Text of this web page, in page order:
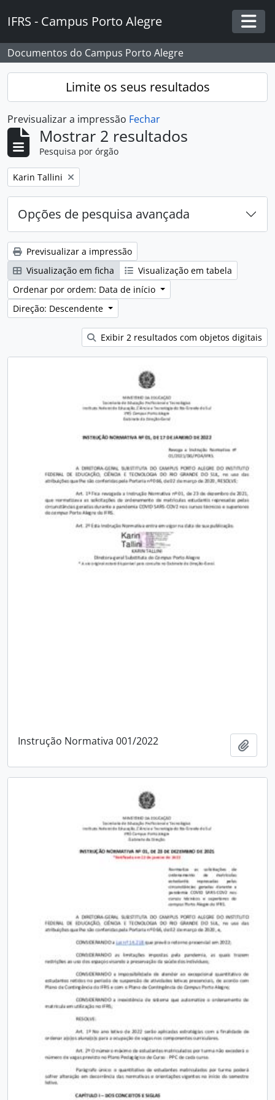
IFRS - Campus Porto Alegre
Documentos do Campus Porto Alegre
Limite os seus resultados
Previsualizar a impressão Fechar
Mostrar 2 resultados
Pesquisa por órgão
Remover filtro:
Karin Tallini
Opções de pesquisa avançada
Previsualizar a impressão
Visualização em ficha
Visualização em tabela
Ordenar por ordem: Data de início
Direção: Descendente
Exibir 2 resultados com objetos digitais
Instrução Normativa 001/2022